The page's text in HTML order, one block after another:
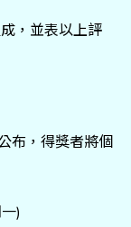
，並表以上評
布，得獎者將個
)